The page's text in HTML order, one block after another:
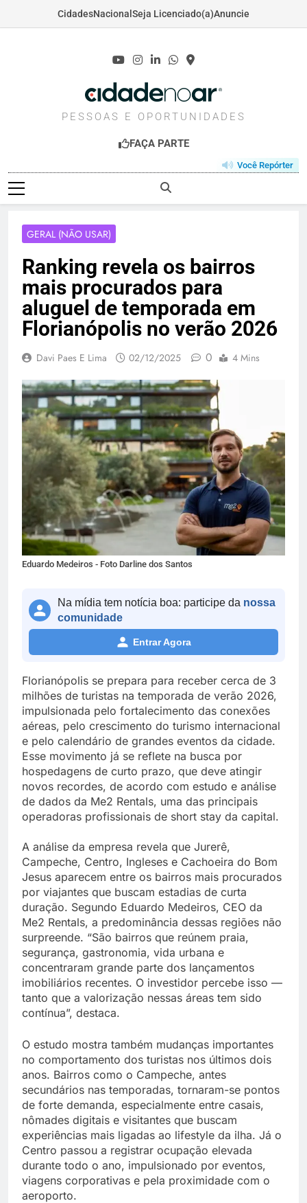
CidadesNacional Seja Licenciado(a)Anuncie
CIDADENOAR.COM
PESSOAS E OPORTUNIDADES
FAÇA PARTE
Você Repórter
GERAL (NÃO USAR)
Ranking revela os bairros
mais procurados para
aluguel de temporada em
Florianópolis no verão 2026
Davi Paes E Lima 02/12/2025 0 4 Mins
Eduardo Medeiros - Foto Darline dos Santos
Na mídia tem notícia boa: participe da nossa
comunidade
Entrar Agora
Florianópolis se prepara para receber cerca de 3
milhões de turistas na temporada de verão 2026,
impulsionada pelo fortalecimento das conexões
aéreas, pelo crescimento do turismo internacional
e pelo calendário de grandes eventos da cidade.
Esse movimento já se reflete na busca por
hospedagens de curto prazo, que deve atingir
novos recordes, de acordo com estudo e análise
de dados da Me2 Rentals, uma das principais
operadoras profissionais de short stay da capital.
A análise da empresa revela que Jurerê,
Campeche, Centro, Ingleses e Cachoeira do Bom
Jesus aparecem entre os bairros mais procurados
por viajantes que buscam estadias de curta
duração. Segundo Eduardo Medeiros, CEO da
Me2 Rentals, a predominância dessas regiões não
surpreende. “São bairros que reúnem praia,
segurança, gastronomia, vida urbana e
concentraram grande parte dos lançamentos
imobiliários recentes. O investidor percebe isso —
tanto que a valorização nessas áreas tem sido
contínua”, destaca.
O estudo mostra também mudanças importantes
no comportamento dos turistas nos últimos dois
anos. Bairros como o Campeche, antes
secundários nas temporadas, tornaram-se pontos
de forte demanda, especialmente entre casais,
nômades digitais e visitantes que buscam
experiências mais ligadas ao lifestyle da ilha. Já o
Centro passou a registrar ocupação elevada
durante todo o ano, impulsionado por eventos,
viagens corporativas e pela proximidade com o
aeroporto.